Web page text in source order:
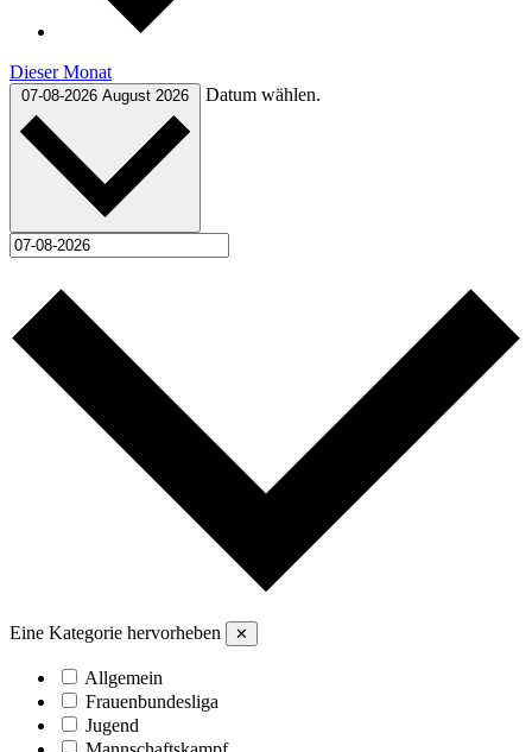
Dieser Monat
07-08-2026 August 2026 Datum wählen.
Eine Kategorie hervorheben ✕
Allgemein
Frauenbundesliga
Jugend